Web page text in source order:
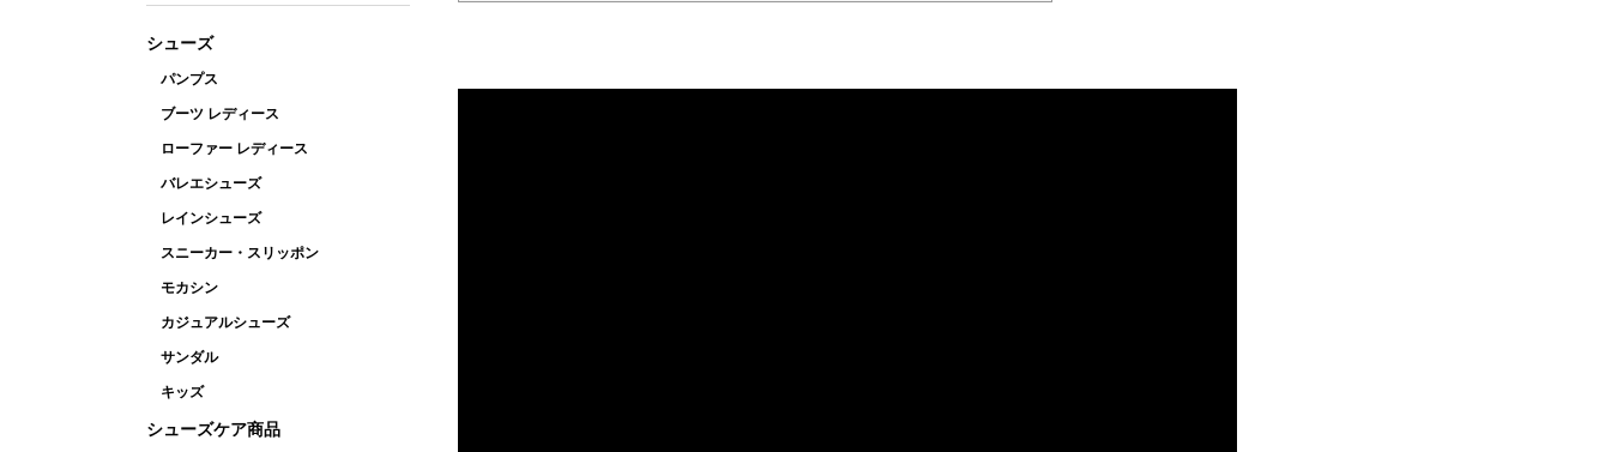
シューズ
パンプス
ブーツ レディース
ローファー レディース
バレエシューズ
レインシューズ
スニーカー・スリッポン
モカシン
カジュアルシューズ
サンダル
キッズ
シューズケア商品